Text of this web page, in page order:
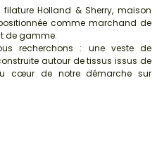
Holland & Sherry, maison
comme marchand de
de gamme.
recherchons : une veste de
autour de tissus issus de
cœur de notre démarche sur